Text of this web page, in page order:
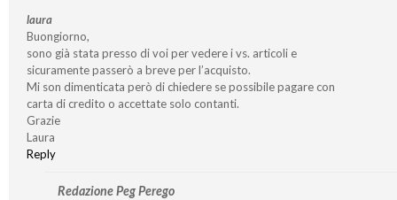
laura
Buongiorno,
sono già stata presso di voi per vedere i vs. articoli e
sicuramente passerò a breve per l’acquisto.
Mi son dimenticata però di chiedere se possibile pagare con
carta di credito o accettate solo contanti.
Grazie
Laura
Reply
Redazione Peg Perego